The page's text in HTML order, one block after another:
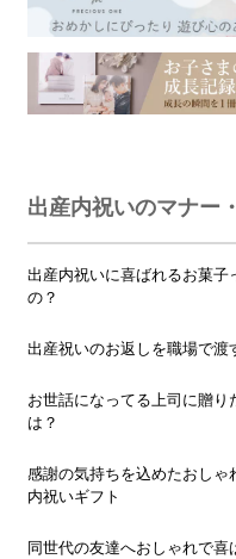
出産内祝いのマナー
出産内祝いに喜ばれるお菓子
の？
出産祝いのお返しを職場で渡
お世話になってる上司に贈り
は？
感謝の気持ちを込めたおしゃ
内祝いギフト
同世代の友達へおしゃれで喜